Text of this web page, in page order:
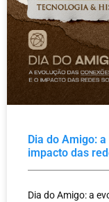
Dia do Amigo:
impacto das
Dia do Amigo: a